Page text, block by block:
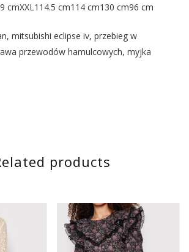
cmXXL114.5 cm114 cm130 cm96 cm
mitsubishi eclipse iv, przebieg w
przewodów hamulcowych, myjka
products